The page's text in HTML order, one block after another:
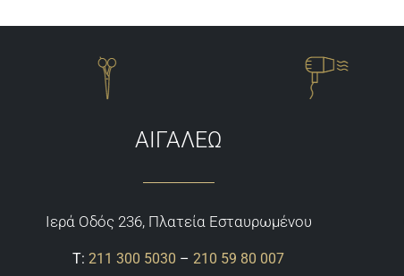
ΑΙΓΑΛΕΩ
Ιερά Οδός 236, Πλατεία Εσταυρωμένου
Τ:211 300 5030 –210 59 80 007